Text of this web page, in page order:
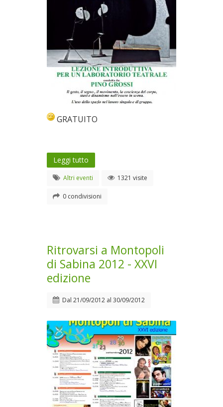
GRATUITO
Leggi tutto
Altri eventi 1321 visite
0 condivisioni
Ritrovarsi a Montopoli
di Sabina 2012 - XXVI
edizione
Dal 21/09/2012 al 30/09/2012